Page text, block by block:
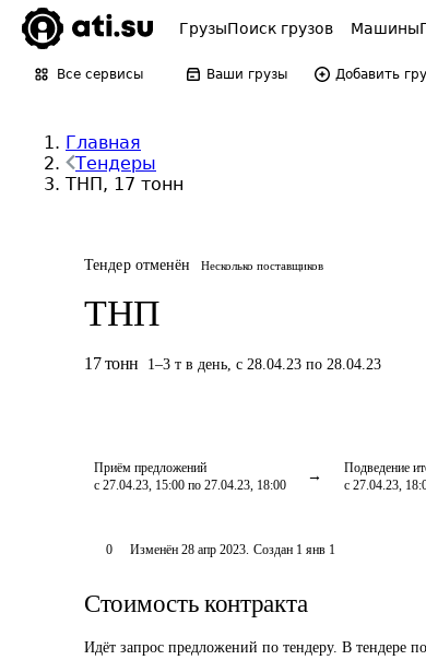
ГрузыПоиск грузов Машины
Все сервисы Ваши грузы Добавить
Главная
Тендеры
ТНП, 17 тонн
Тендер отменён Несколько поставщиков
ТНП
17 тонн 1–3 т в день, с 28.04.23 по 28.04.23
Приём предложений
с 27.04.23, 15:00 по 27.04.23, 18:00
Подведение
с 27.04.23,
0 Изменён 28 апр 2023. Создан 1 янв 1
Стоимость контракта
Идёт запрос предложений по тендеру. В тендере